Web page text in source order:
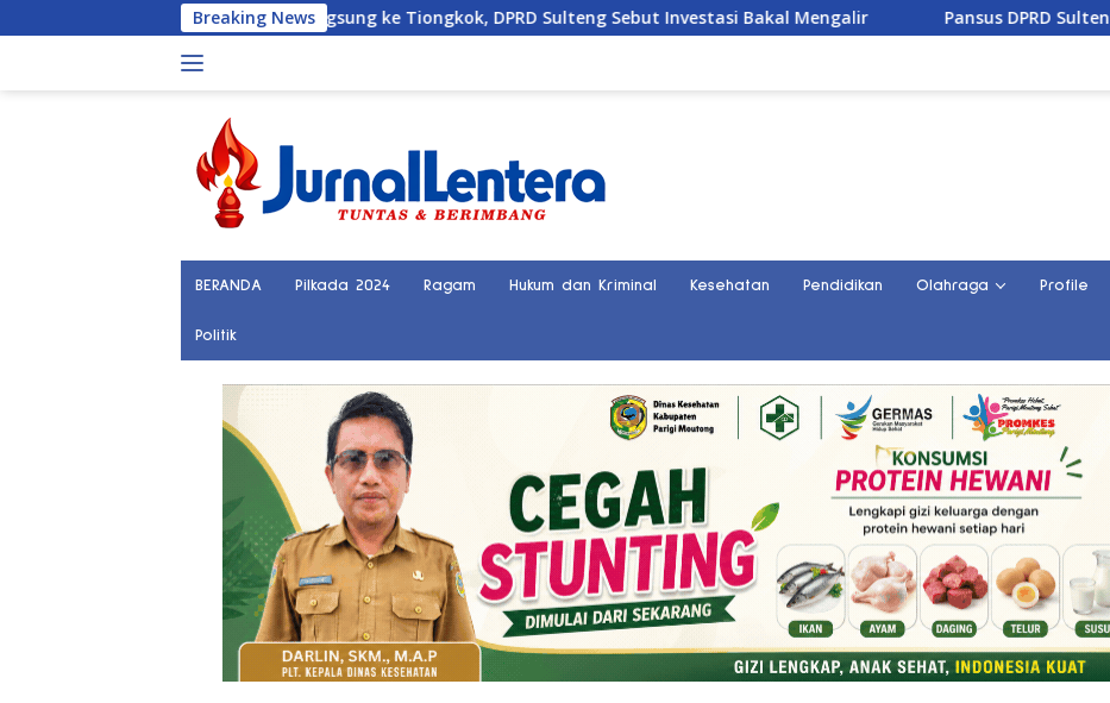
ke
Breaking News
Langsung ke Tiongkok, DPRD Sulteng Sebut Investasi Bakal Mengalir Pansus DPRD Sulteng Janji Kawal Tuntas
BERANDA Pilkada 2024 Ragam Hukum dan Kriminal Kesehatan Pendidikan Olahraga Profile
Politik